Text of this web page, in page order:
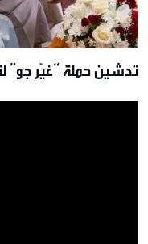
تدشين حملة “غيّر جو”